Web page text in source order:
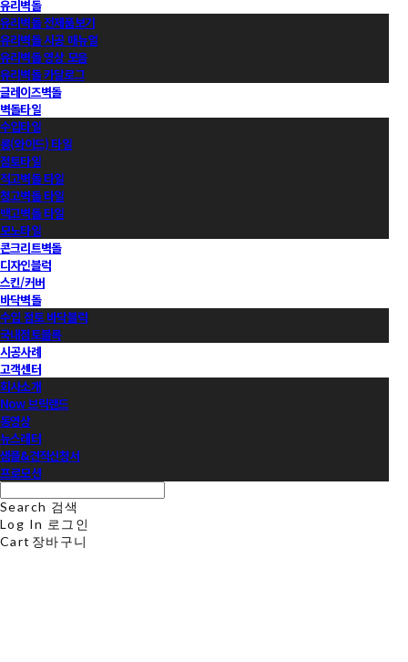
유리벽돌
유리벽돌 전제품보기
유리벽돌 시공 매뉴얼
유리벽돌 영상 모음
유리벽돌 카달로그
글레이즈벽돌
벽돌타일
수입타일
롱(와이드) 타일
점토타일
적고벽돌 타일
청고벽돌 타일
백고벽돌 타일
모노타일
콘크리트벽돌
디자인블럭
스킨/커버
바닥벽돌
수입 점토 바닥블럭
국내점토블록
시공사례
고객센터
회사소개
Now 브릭랜드
동영상
뉴스레터
샘플&견적신청서
프로모션
Search 검색
Log In 로그인
Cart 장바구니